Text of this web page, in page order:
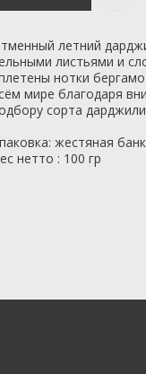
летний
листьями и
нотки
мире благодаря
сорта
жестяная
нетто : 100 гр